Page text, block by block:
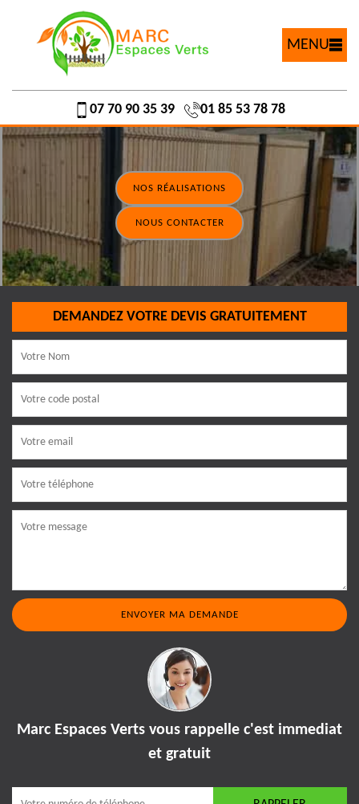
MENU
07 70 90 35 39 01 85 53 78 78
NOS RÉALISATIONS
NOUS CONTACTER
DEMANDEZ VOTRE DEVIS GRATUITEMENT
Marc Espaces Verts vous rappelle c'est immediat
et gratuit